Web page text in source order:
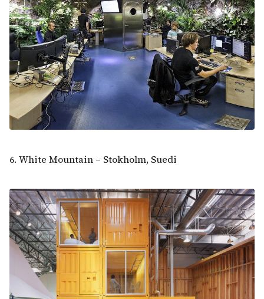
6. White Mountain – Stokholm, Suedi